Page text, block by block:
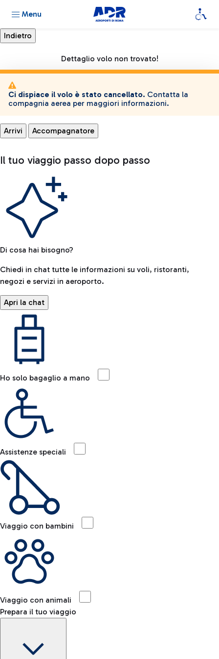
Menu
Dettaglio volo non trovato!
Ci dispiace il volo è stato cancellato. Contatta la
compagnia aerea per maggiori informazioni.
Arrivi Accompagnatore
Il tuo viaggio passo dopo passo
Di cosa hai bisogno?
Chiedi in chat tutte le informazioni su voli, ristoranti,
negozi e servizi in aeroporto.
Apri la chat
Ho solo bagaglio a mano
Assistenze speciali
Viaggio con bambini
Viaggio con animali
Prepara il tuo viaggio